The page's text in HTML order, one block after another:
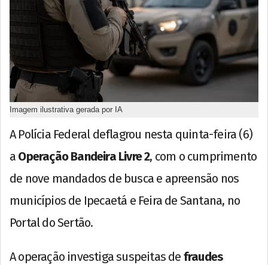
Imagem ilustrativa gerada por IA
A Polícia Federal deflagrou nesta quinta-feira (6)
a Operação Bandeira Livre 2, com o cumprimento
de nove mandados de busca e apreensão nos
municípios de Ipecaetá e Feira de Santana, no
Portal do Sertão.
A operação investiga suspeitas de fraudes